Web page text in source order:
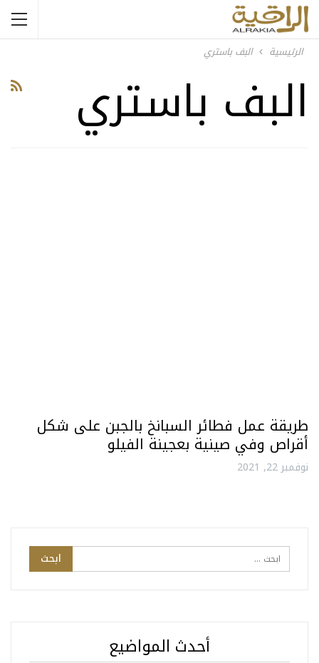
الرئيسية البف باستري
البف باستري
طريقة عمل فطائر السبانخ بالجبن على شكل
أقراص وفي صينية بعجينة الفيلو
نوفمبر 22, 2021
أحدث المواضيع